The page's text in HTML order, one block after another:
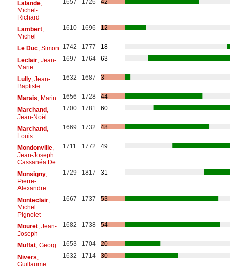
Lalande,
Michel-
Richard
1657 1726 42
Lambert,
Michel
1610 1696 12
Le Duc, Simon 1742 1777
18
Leclair, Jean-
Marie
1697 1764 63
Lully, Jean-
Baptiste
1632 1687 3
Marais , Marin 1656 1728
44
Marchand,
Jean-Noël
1700 1781 60
Marchand,
Louis
1669 1732 48
Mondonville,
Jean-Joseph
Cassanéa De
1711 1772 49
Monsigny,
Pierre-
Alexandre
1729 1817 31
Monteclair,
Michel
Pignolet
1667 1737 53
Mouret, Jean-
Joseph
1682 1738 54
Muffat, Georg 1653 1704
20
Nivers
Guillaume
1632 1714 30